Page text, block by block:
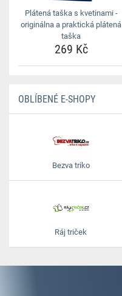
Plátená taška s kvetinami -
originálna a praktická plátená
taška
269 Kč
OBLÍBENÉ E-SHOPY
Bezva triko
Ráj triček